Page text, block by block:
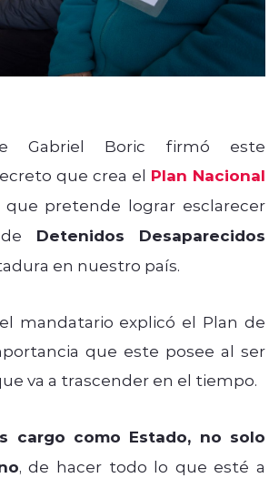
Gabriel Boric firmó este
que crea el Plan Nacional
que pretende lograr esclarecer
Detenidos Desaparecidos
en nuestro país.
mandatario explicó el Plan de
que este posee al ser
va a trascender en el tiempo.
cargo como Estado, no solo
, de hacer todo lo que esté a